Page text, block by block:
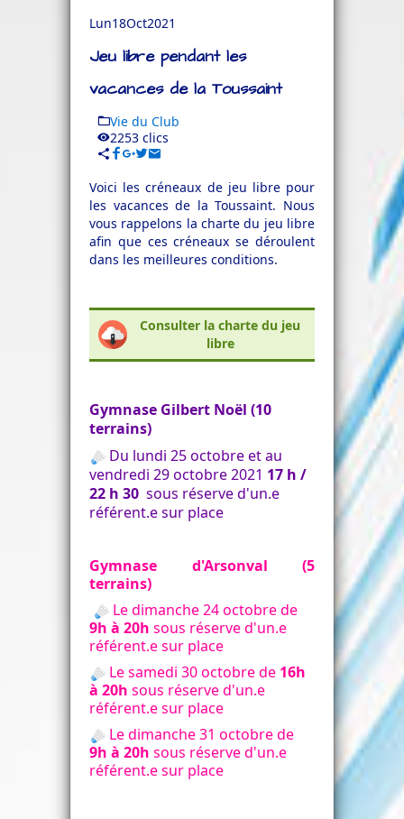
Lun18Oct2021
Jeu libre pendant les
vacances de la Toussaint
Vie du Club
2253 clics
Voici les créneaux de jeu libre pour
les vacances de la Toussaint. Nous
vous rappelons la charte du jeu libre
afin que ces créneaux se déroulent
dans les meilleures conditions.
Consulter la charte du jeu
libre
Gymnase Gilbert Noël (10
terrains)
Du lundi 25 octobreetau
vendredi 29octobre2021 17 h /
22 h 30 sous réserve d'un.e
référent.e sur place
Gymnase d'Arsonval (5
terrains)
Le dimanche 24 octobre de
9h à 20h sous réserve d'un.e
référent.e sur place
Le samedi 30 octobre de 16h
à 20h sous réserve d'un.e
référent.e sur place
Le dimanche 31 octobre de
9h à 20h sous réserve d'un.e
référent.e sur place